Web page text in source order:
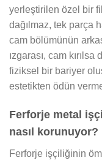
yerleştirilen özel bir
dağılmaz, tek parça
cam bölümünün
ızgarası, cam
fiziksel bir bariyer
estetikten ödün
Ferforje metal
nasıl korunuyor?
Ferforje işçiliğinin